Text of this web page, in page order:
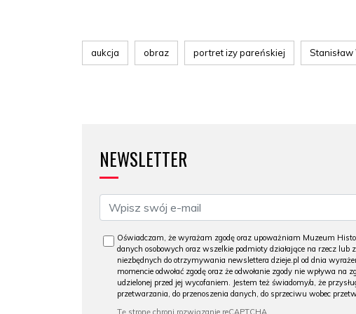
aukcja obraz portret izy pareńskiej
NEWSLETTER
Oświadczam, że wyrażam zgodę oraz upoważniam Muzeum
danych osobowych oraz wszelkie podmioty działające na rzecz
niezbędnych do otrzymywania newslettera dzieje.pl od dnia
momencie odwołać zgodę oraz że odwołanie zgody nie wpływa
udzielonej przed jej wycofaniem. Jestem też świadomy/a, że
przetwarzania, do przenoszenia danych, do sprzeciwu wobec